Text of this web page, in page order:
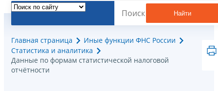
Найти
Главная страница
Иные функции ФНС России
Статистика и аналитика
Данные по формам статистической налоговой
отчётности